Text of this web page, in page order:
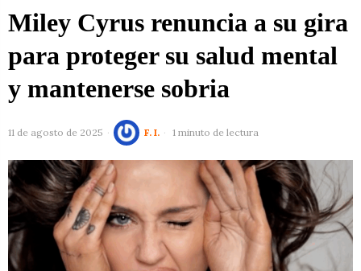
Miley Cyrus renuncia a su gira
para proteger su salud mental
y mantenerse sobria
11 de agosto de 2025 F. I. 1 minuto de lectura